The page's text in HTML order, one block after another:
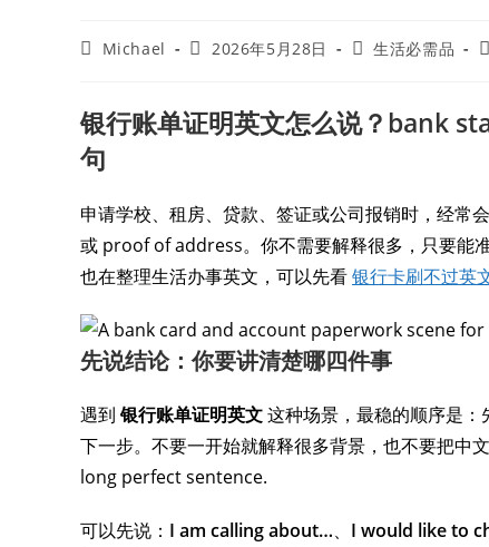
Michael 2026年5月28日 生活必需品
银行账单证明英文怎么说？bank
句
申请学校、租房、贷款、签证或公司报销时，经
或 proof of address。你不需要解释很多，只要能
也在整理生活办事英文，可以先看银行卡刷不过英
先说结论：你要讲清楚哪四件事
遇到银行账单证明英文这种场景，最稳的顺序是
下一步。不要一开始就解释很多背景，也不要把
long perfect sentence.
可以先说： I am calling about…、 I would like to